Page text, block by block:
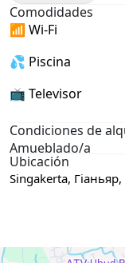
Comodidades
📶 Wi-Fi
💦 Piscina
📺 Televisor
Condiciones de
Amueblado/a
Ubicación
Singakerta,